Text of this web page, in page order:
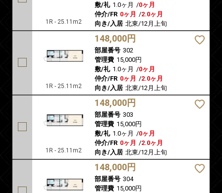
1R - 25.11m2
敷/礼 1.0ヶ月 /0ヶ月
仲介/FR 0ヶ月 /2.0ヶ月
向き/入居 北東/12月上旬
1R - 25.11m2
148,000円
部屋番号 302
管理費 15,000円
敷/礼 1.0ヶ月 /0ヶ月
仲介/FR 0ヶ月 /2.0ヶ月
向き/入居 北東/12月上旬
1R - 25.11m2
148,000円
部屋番号 303
管理費 15,000円
敷/礼 1.0ヶ月 /0ヶ月
仲介/FR 0ヶ月 /2.0ヶ月
向き/入居 北東/12月上旬
148,000円
部屋番号 304
管理費 15,000円